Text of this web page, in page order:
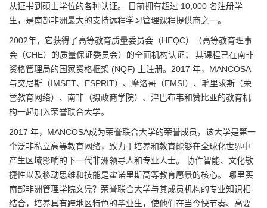
从证书到硕士学位的各种认证。 目前拥有超过 10,000 名注册学
生，是南部非洲最大的支持远程学习管理课程提供商之一。
2002年，它获得了高等教育质量委员会（HEQC）（高等教育理事
会（CHE）的质量保证委员会）的全面机构认证； 其课程已在南非
资格管理局的国家资格框架 (NQF) 上注册。2017 年，MANCOSA
与突尼斯（IMSET、ESPRIT）、摩洛哥（EMSI）、毛里求斯（荣
誉教育网络）、南非（摄政商学院）、津巴布韦和赞比亚的教育机
构一起加入荣誉联合大学。
2017 年，MANCOSA成为荣誉联合大学的荣誉成员，该大学是第一
个泛非私立高等教育网络，致力于培养和教育能够在全球化世界中
产生区域影响的下一代非洲领导人和专业人士。 协作智能、文化敏
捷性以及移动思维和技能是霍诺里斯高等教育愿景的核心。 哪里买
南部非洲管理学院文凭？荣誉联合大学与其成员机构的专业知识相
结合，培养具有跨地区特色的毕业生，使他们在当今快节奏、高要